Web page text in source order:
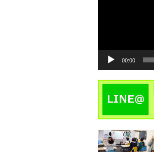
00:00